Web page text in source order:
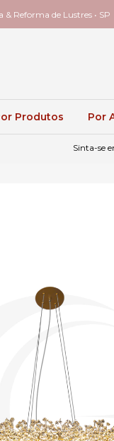
& Reforma de Lustres • SP
Produtos Por
Sinta-se